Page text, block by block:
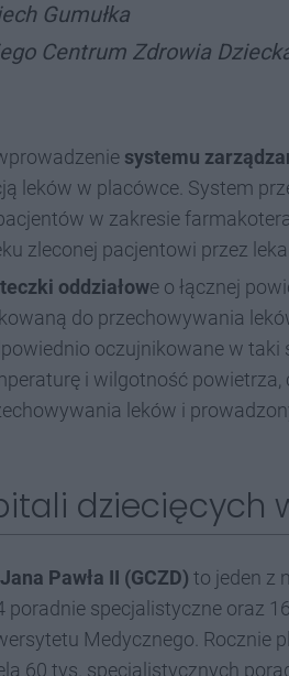
Gumułka
Centrum Zdrowia
systemu
leków w placówce. System
w zakresie
zleconej pacjentowi przez
oddziałowe o łącznej
do przechowywania
oczujnikowane w taki
i wilgotność powietrza,
leków i
dziecięcych
Pawła II (GCZD) to jeden z
specjalistyczne oraz
Medycznego. Rocznie
60 tys. specjalistycznych